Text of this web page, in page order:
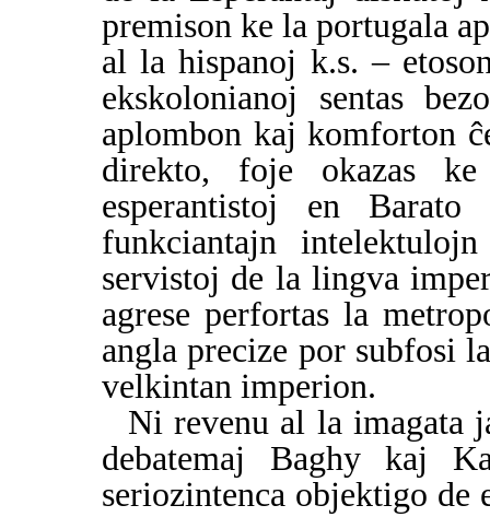
premison ke la portugala
al la hispanoj k.s. –
ekskolonianoj sentas
aplombon kaj komforton
direkto, foje okazas
esperantistoj en
funkciantajn
servistoj de la lingva
agrese perfortas la
angla precize por subfosi
velkintan imperion.
Ni revenu al la imagata
debatemaj Baghy kaj
seriozintenca objektigo de